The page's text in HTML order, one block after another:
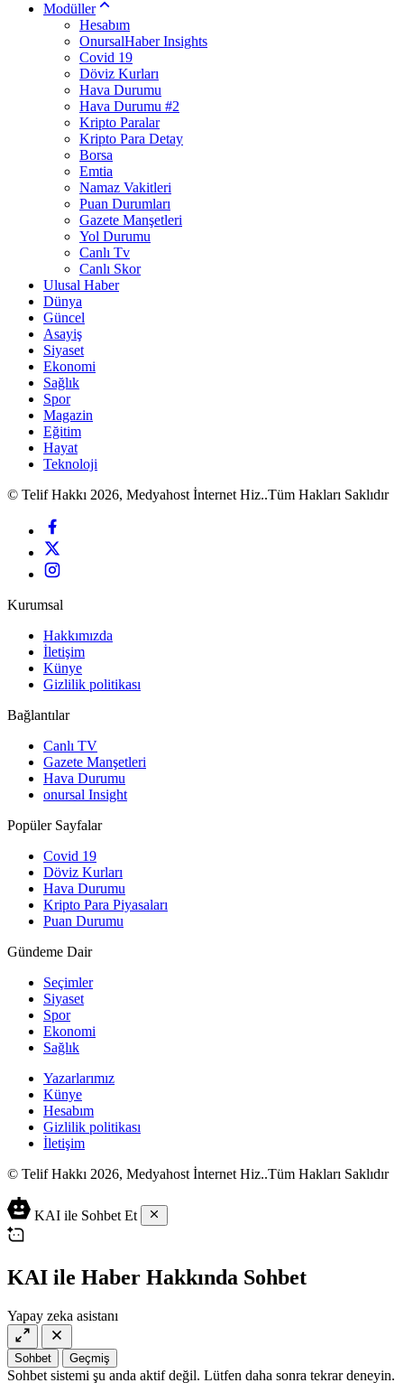
Modüller
Hesabım
OnursalHaber Insights
Covid 19
Döviz Kurları
Hava Durumu
Hava Durumu #2
Kripto Paralar
Kripto Para Detay
Borsa
Emtia
Namaz Vakitleri
Puan Durumları
Gazete Manşetleri
Yol Durumu
Canlı Tv
Canlı Skor
Ulusal Haber
Dünya
Güncel
Asayiş
Siyaset
Ekonomi
Sağlık
Spor
Magazin
Eğitim
Hayat
Teknoloji
© Telif Hakkı 2026, Medyahost İnternet Hiz..Tüm Hakları Saklıdır
Kurumsal
Hakkımızda
İletişim
Künye
Gizlilik politikası
Bağlantılar
Canlı TV
Gazete Manşetleri
Hava Durumu
onursal Insight
Popüler Sayfalar
Covid 19
Döviz Kurları
Hava Durumu
Kripto Para Piyasaları
Puan Durumu
Gündeme Dair
Seçimler
Siyaset
Spor
Ekonomi
Sağlık
Yazarlarımız
Künye
Hesabım
Gizlilik politikası
İletişim
© Telif Hakkı 2026, Medyahost İnternet Hiz..Tüm Hakları Saklıdır
casino
siteleri
casino
2023
lordcasino
canlı
casino
siteleri
iyi
casino
vdcasino
vdcasino
giriş
vdcasino
ev
yapımı
salça
KAI ile Sohbet Et
KAI ile Haber Hakkında Sohbet
Yapay zeka asistanı
Sohbet Geçmiş
Sohbet sistemi şu anda aktif değil. Lütfen daha sonra tekrar deneyin.